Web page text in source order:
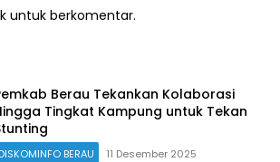
untuk berkomentar.
Berau Tekankan Kolaborasi
Tingkat Kampung untuk Tekan
DISKOMINFO BERAU 11 Desember 2025